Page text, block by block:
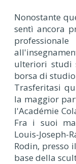
Nonostante
sentì ancora
ulteriori studi
borsa di
Trasferitasi
la maggior
l'Académie
Fra i suoi
Louis-Joseph-
Rodin, presso
base della